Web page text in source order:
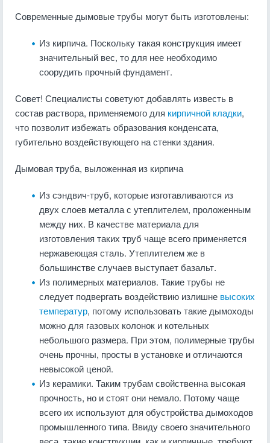
Современные дымовые трубы могут быть изготовлены:
Из кирпича. Поскольку такая конструкция имеет
значительный вес, то для нее необходимо
соорудить прочный фундамент.
Совет! Специалисты советуют добавлять известь в
состав раствора, применяемого для кирпичной кладки,
что позволит избежать образования конденсата,
губительно воздействующего на стенки здания.
Дымовая труба, выложенная из кирпича
Из сэндвич-труб, которые изготавливаются из
двух слоев металла с утеплителем, проложенным
между них. В качестве материала для
изготовления таких труб чаще всего применяется
нержавеющая сталь. Утеплителем же в
большинстве случаев выступает базальт.
Из полимерных материалов. Такие трубы не
следует подвергать воздействию излишне высоких
температур, потому использовать такие дымоходы
можно для газовых колонок и котельных
небольшого размера. При этом, полимерные трубы
очень прочны, просты в установке и отличаются
невысокой ценой.
Из керамики. Таким трубам свойственна высокая
прочность, но и стоят они немало. Потому чаще
всего их используют для обустройства дымоходов
промышленного типа. Ввиду своего значительного